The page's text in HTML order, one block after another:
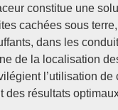
constitue une
cachées sous
dans les
de la localisation
l’utilisation de
des résultats